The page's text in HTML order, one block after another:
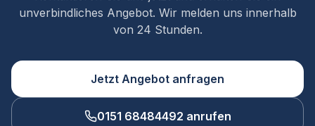
unverbindliches Angebot. Wir melden uns innerhalb
von 24 Stunden.
Jetzt Angebot anfragen
0151 68484492 anrufen